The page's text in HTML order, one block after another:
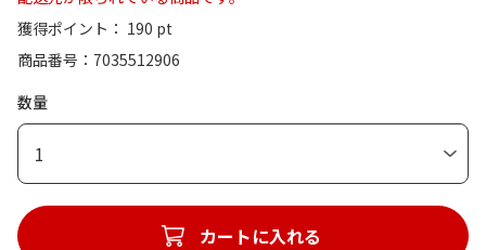
獲得ポイント： 190 pt
商品番号
7035512906
数量
1
カートに入れる